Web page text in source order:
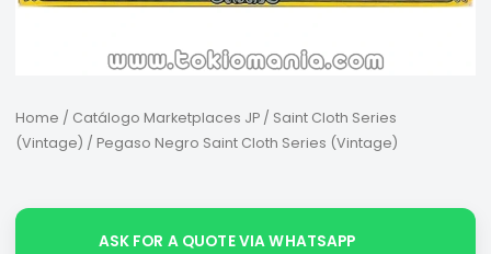
Home / Catálogo Marketplaces JP/ Saint Cloth Series
(Vintage) / Pegaso Negro Saint Cloth Series (Vintage)
ASK FOR A QUOTE VIA WHATSAPP